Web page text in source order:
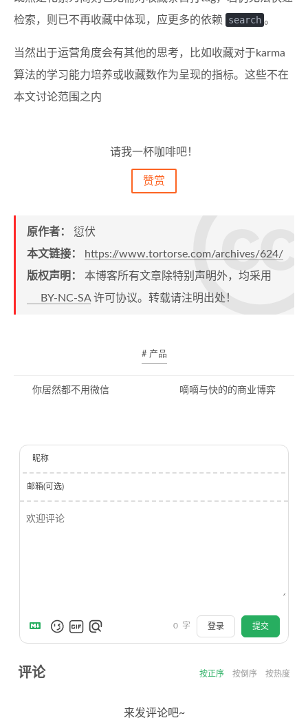
检索，则已不再收藏中体现，应更多的依赖
search 。
当然出于运营角度会有其他的思考，比如收藏对于karma
算法的学习能力培养或收藏数作为呈现的指标。这些不在
本文讨论范围之内
请我一杯咖啡吧！
赞赏
原作者： 愆伏
本文链接：
https://www.tortorse.com/archives/624/
版权声明： 本博客所有文章除特别声明外，均采用
BY-NC-SA许可协议。转载请注明出处！
# 产品
你居然都不用微信 嘀嘀与快的的商业博弈
昵称
邮箱(可选)
0 字 登录 提交
评论 按正序 按倒序 按热度
来发评论吧~